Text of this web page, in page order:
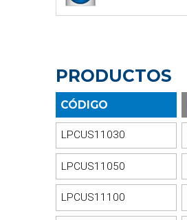
PRODUCTOS
CÓDIGO
LPCUS11030
LPCUS11050
LPCUS11100